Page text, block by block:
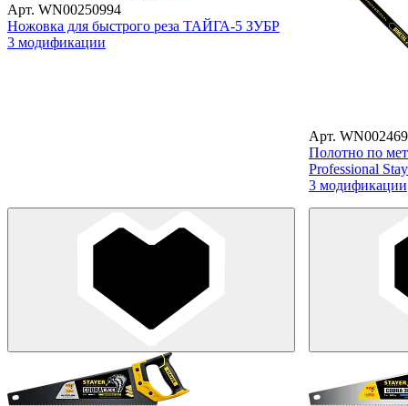
Арт. WN00250994
Ножовка для быстрого реза ТАЙГА-5 ЗУБР
3 модификации
Арт.
Полотно по
Professional
3 модификации